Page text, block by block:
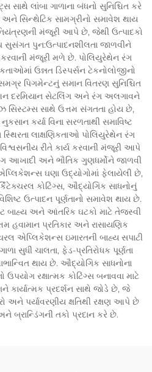
સાથે લાંબા ગાળાના બંધનો સુનિશ્ચિત કરે
સિન્થેટિક સામગ્રીનો સમાવેશ થાય
મંજૂરી આપે છે, જેથી ઉત્પાદકો
પુન:ઉત્પાદનશીલતા જાળવીને
કરવાની મંજૂરી મળે છે. પોલિયુરેથેન રંગ
ઉન્નત ડિસ્પર્સન ટેકનોલોજીનો
પિગમેન્ટનું સમાન વિતરણ સુનિશ્ચિત
દરમિયાન સેટલિંગ અને રંગ અલગાવને
સિસ્ટમ્સ સાથે ઉત્તમ સંગતતા હોય છે,
કર્યા વિના સરળતાથી સમાવિષ્ટ
લાક્ષણિકતાઓ પોલિયુરેથેન રંગ
રીતે કાર્ય કરવાની મંજૂરી આપે
આખાદી અને ભૌતિક ગુણધર્મોને જાળવી
ઘણા ઉદ્યોગોમાં ફેલાયેલી છે,
કોટિંગ્સ, ઔદ્યોગિક સાધનોનું
ઉત્પાદન પૂર્ણતાનો સમાવેશ થાય છે.
બાહ્ય અને આંતરિક ઘટકો માટે તેજસ્વી
હવામાન પ્રતિકાર અને રાસાયણિક
એપ્લિકેશન્સ ઇમારતની બાહ્ય સપાટી
સુધી ચાલતા, ફેડ-પ્રતિરોધક પૂર્ણતા
થાય છે. ઔદ્યોગિક સાધનોના
રક્ષાત્મક કોટિંગ્સ બનાવવા માટે
કાર્યાત્મક પ્રદર્શન સાથે જોડે છે, જે
અને પર્યાવરણીય ક્ષતિથી રક્ષણ આપે છે
તકો પ્રદાન કરે છે.